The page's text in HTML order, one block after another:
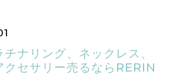
チナリング、ネックレス、
クセサリー売るならRERIN